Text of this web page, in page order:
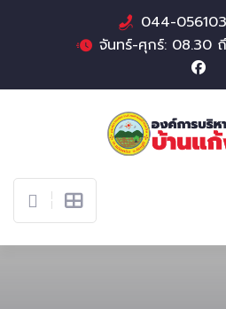
044-
จันทร์-ศุกร์: 08.30